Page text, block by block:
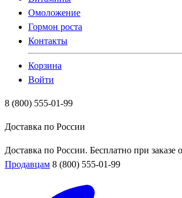
Омоложение
Гормон роста
Контакты
Корзина
Войти
8 (800) 555-01-99
Доставка по России
Доставка по России. Бесплатно при заказе
Продавцам 8 (800) 555-01-99